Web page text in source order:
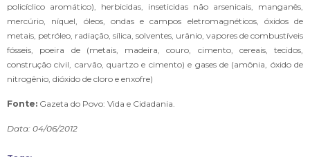
policíclico aromático), herbicidas, inseticidas não arsenicais, manganês,
mercúrio, níquel, óleos, ondas e campos eletromagnéticos, óxidos de
metais, petróleo, radiação, sílica, solventes, urânio, vapores de combustíveis
fósseis, poeira de (metais, madeira, couro, cimento, cereais, tecidos,
construção civil, carvão, quartzo e cimento) e gases de (amônia, óxido de
nitrogênio, dióxido de cloro e enxofre)
Fonte: Gazeta do Povo: Vida e Cidadania.
Data: 04/06/2012